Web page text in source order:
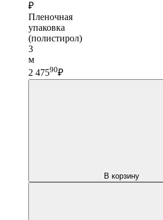
₽
Пленочная
упаковка
(полистирол)
3
м
2 47590₽
В корзину